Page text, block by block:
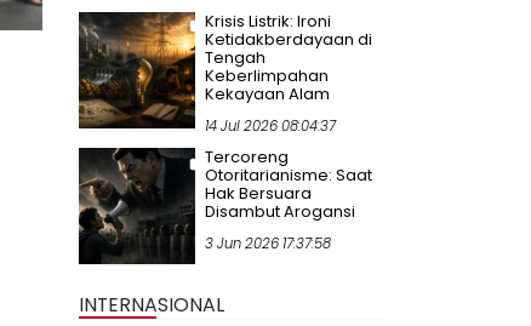
Krisis Listrik: Ironi
Ketidakberdayaan di
Tengah
Keberlimpahan
Kekayaan Alam
14 Jul 2026 08:04:37
Tercoreng
Otoritarianisme: Saat
Hak Bersuara
Disambut Arogansi
3 Jun 2026 17:37:58
INTERNASIONAL